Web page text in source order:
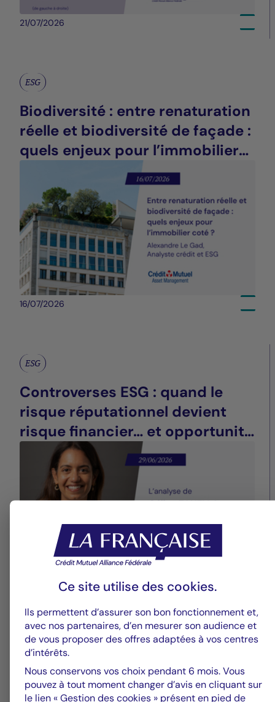
21/07/2026
ESG
Biodiversité : entre renaturation
réelle et biodiversité de façade :
quels enjeux pour l’immobilier
16/07/2026
ESG
Controverses ESG : quand le
risque réputationnel devient
risque financier… et opportunité
de différenciation
29/06/2026
Valeurs mobilières
Le risque inflationniste se
réinstalle
Ce site utilise des cookies.
Ils permettent d’assurer son bon fonctionnement et,
avec nos partenaires, d’en mesurer son audience et
de vous proposer des offres adaptées à vos centres
d’intérêts.
Nous conservons vos choix pendant 6 mois. Vous
pouvez à tout moment changer d’avis en cliquant sur
le lien « Gestion des cookies » présent en pied de